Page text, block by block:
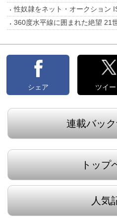
性奴隷をネット・オークション
360度水平線に囲まれた絶望 21
シェア ツイー
連載バッ
トップ
人気